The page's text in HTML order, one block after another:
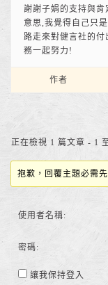
謝謝子娟的支持與
意思,我覺得自己只
路走來對健言社的
務一起努力!
作者
正在檢視 1 篇文章 - 1
抱歉，回覆主題必需先
使用者名稱:
密碼:
讓我保持登入